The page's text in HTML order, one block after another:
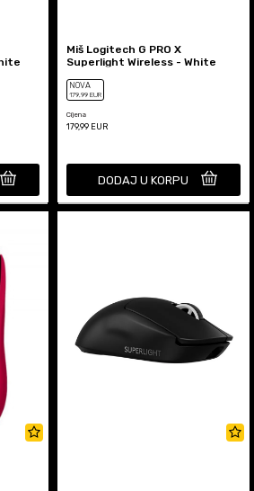
Miš Logitech G PRO X
Superlight Wireless - White
NOVA
179,99 EUR
Cijena
179,99 EUR
DODAJ U KORPU